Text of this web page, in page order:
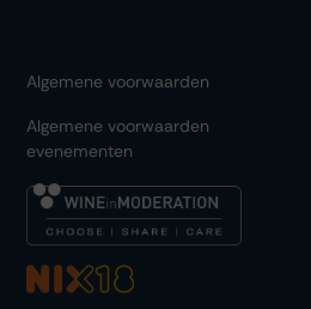
Algemene voorwaarden
Algemene voorwaarden
evenementen